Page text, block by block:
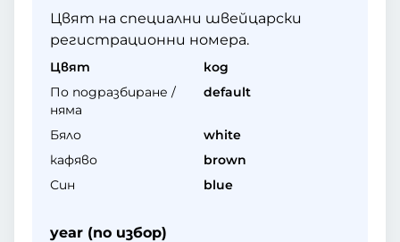
Цвят на специални швейцарски
регистрационни номера.
Цвят
код
По подразбиране /
няма
default
Бяло
white
кафяво
brown
Син
blue
year (по избор)